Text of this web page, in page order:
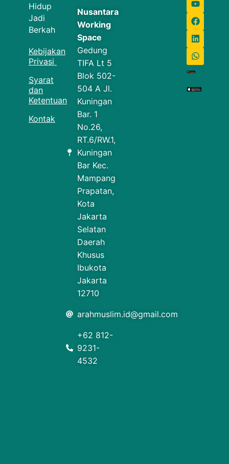
Hidup
Jadi
Berkah
Kebijakan
Privasi
Syarat
dan
Ketentuan
Kontak
Nusantara
Working
Space
Gedung
TIFA Lt 5
Blok 502-
504 A Jl.
Kuningan
Bar. 1
No.26,
RT.6/RW.1,
Kuningan
Bar Kec.
Mampang
Prapatan,
Kota
Jakarta
Selatan
Daerah
Khusus
Ibukota
Jakarta
12710
arahmuslim.id@gmail.com
+62 812-
9231-
4532